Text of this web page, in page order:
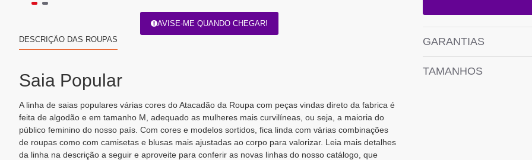
AVISE-ME QUANDO CHEGAR!
DESCRIÇÃO DAS ROUPAS
Saia Popular
A linha de saias populares várias cores do Atacadão da Roupa com peças vindas direto da fabrica é
feita de algodão e em tamanho M, adequado as mulheres mais curvilíneas, ou seja, a maioria do
público feminino do nosso país. Com cores e modelos sortidos, fica linda com várias combinações
de roupas como com camisetas e blusas mais ajustadas ao corpo para valorizar. Leia mais detalhes
da linha na descrição a seguir e aproveite para conferir as novas linhas do nosso catálogo, que
GARANTIAS
TAMANHOS